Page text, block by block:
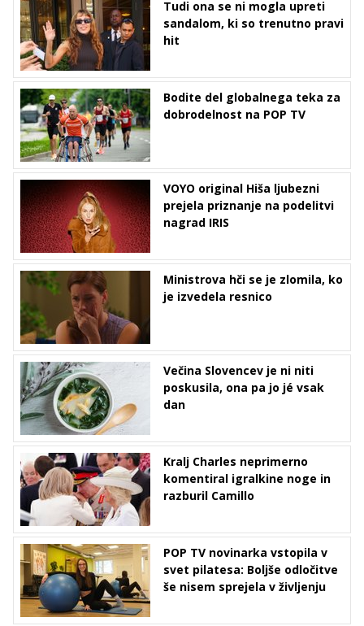
Tudi ona se ni mogla upreti
sandalom, ki so trenutno pravi
hit
Bodite del globalnega teka za
dobrodelnost na POP TV
VOYO original Hiša ljubezni
prejela priznanje na podelitvi
nagrad IRIS
Ministrova hči se je zlomila, ko
je izvedela resnico
Večina Slovencev je ni niti
poskusila, ona pa jo jé vsak
dan
Kralj Charles neprimerno
komentiral igralkine noge in
razburil Camillo
POP TV novinarka vstopila v
svet pilatesa: Boljše odločitve
še nisem sprejela v življenju